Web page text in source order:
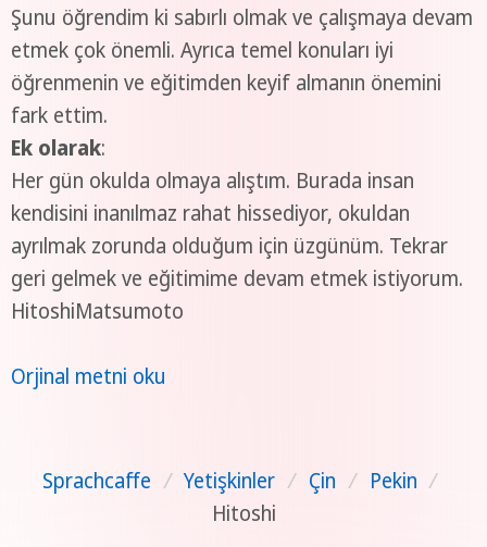
Şunu öğrendim ki sabırlı olmak ve çalışmaya devam
etmek çok önemli. Ayrıca temel konuları iyi
öğrenmenin ve eğitimden keyif almanın önemini
fark ettim.
Ek olarak:
Her gün okulda olmaya alıştım. Burada insan
kendisini inanılmaz rahat hissediyor, okuldan
ayrılmak zorunda olduğum için üzgünüm. Tekrar
geri gelmek ve eğitimime devam etmek istiyorum.
HitoshiMatsumoto
Orjinal metni oku
Sprachcaffe / Yetişkinler / Çin / Pekin /
Hitoshi